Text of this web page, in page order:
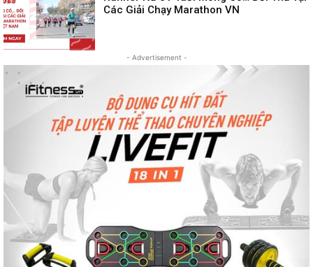
Các Giải Chạy Marathon VN
- Advertisement -